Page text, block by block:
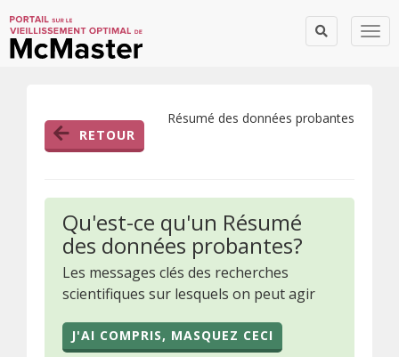
RETOUR
Résumé des données probantes
Qu'est-ce qu'un Résumé
des données probantes?
Les messages clés des recherches
scientifiques sur lesquels on peut agir
J'AI COMPRIS, MASQUEZ CECI